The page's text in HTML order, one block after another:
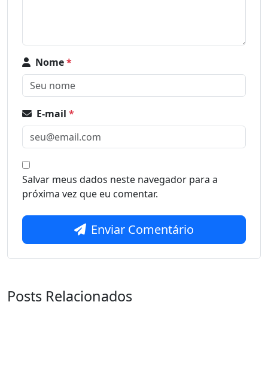
Nome*
E-mail *
Salvar meus dados neste navegador para a
próxima vez que eu comentar.
Enviar Comentário
Posts Relacionados